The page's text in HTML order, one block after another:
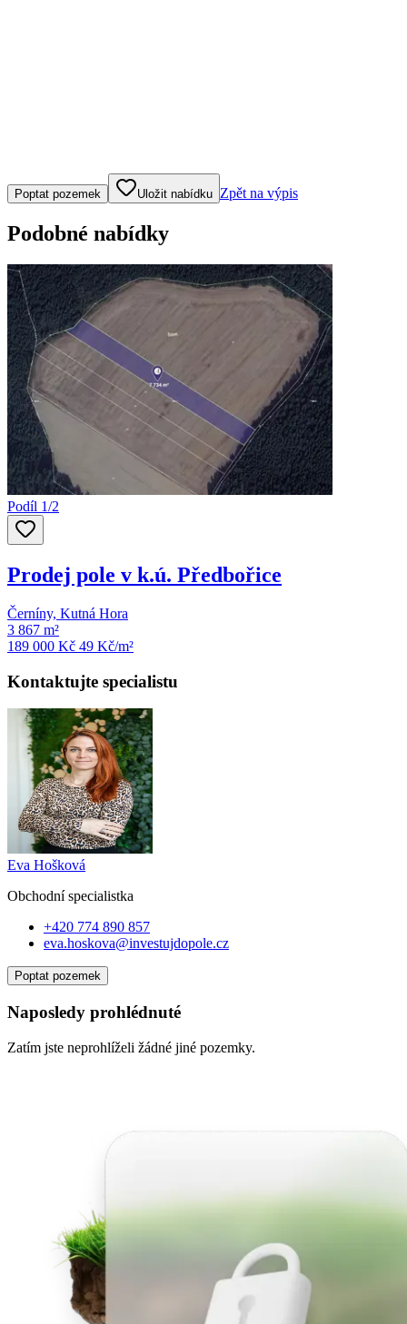
Klepněte nebo klikněte pro ovládání mapy
Poptat pozemek Uložit nabídku Zpět na výpis
Podobné nabídky
Podíl 1/2
Prodej pole v k.ú. Předbořice
Černíny, Kutná Hora
3 867 m²
189 000 Kč 49 Kč/m²
Kontaktujte specialistu
Eva Hošková
Obchodní specialistka
+420 774 890 857
eva.hoskova@investujdopole.cz
Poptat pozemek
Naposledy prohlédnuté
Zatím jste neprohlíželi žádné jiné pozemky.